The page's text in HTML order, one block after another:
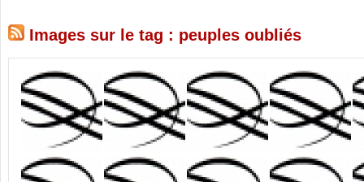
Images sur le tag : peuples oubliés